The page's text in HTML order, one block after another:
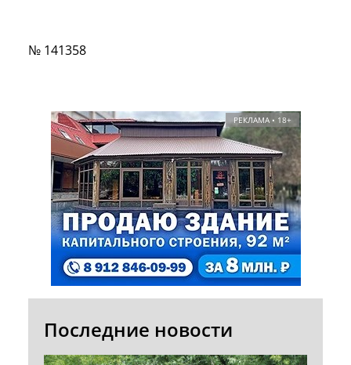
№ 141358
РЕКЛАМА • 18+
Последние новости